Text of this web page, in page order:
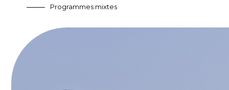
Programmes mixtes